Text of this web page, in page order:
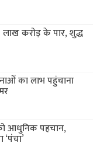
लाख करोड़ के पार, शुद्ध
का लाभ पहुंचाना
आधुनिक पहचान,